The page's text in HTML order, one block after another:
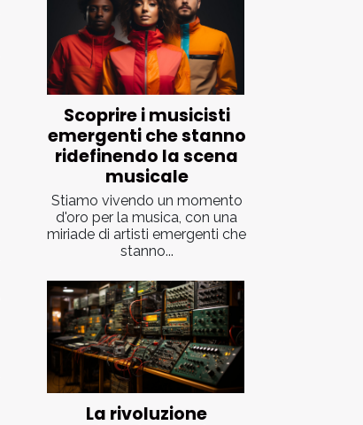
Scoprire i musicisti
emergenti che stanno
ridefinendo la scena
musicale
Stiamo vivendo un momento
d'oro per la musica, con una
miriade di artisti emergenti che
stanno...
La rivoluzione